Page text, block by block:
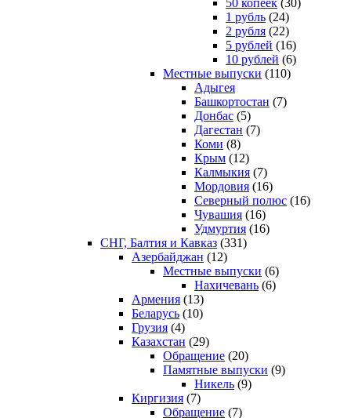
1 рубль (24)
2 рубля (22)
5 рублей (16)
10 рублей (6)
Местные выпуски (110)
Адыгея
Башкортостан (7)
Донбас (5)
Дагестан (7)
Коми (8)
Крым (12)
Калмыкия (7)
Мордовия (16)
Северный полюс (16)
Чувашия (16)
Удмуртия (16)
СНГ, Балтия и Кавказ (331)
Азербайджан (12)
Местные выпуски (6)
Нахичевань (6)
Армения (13)
Беларусь (10)
Грузия (4)
Казахстан (29)
Обращение (20)
Памятные выпуски (9)
Никель (9)
Киргизия (7)
Обращение (7)